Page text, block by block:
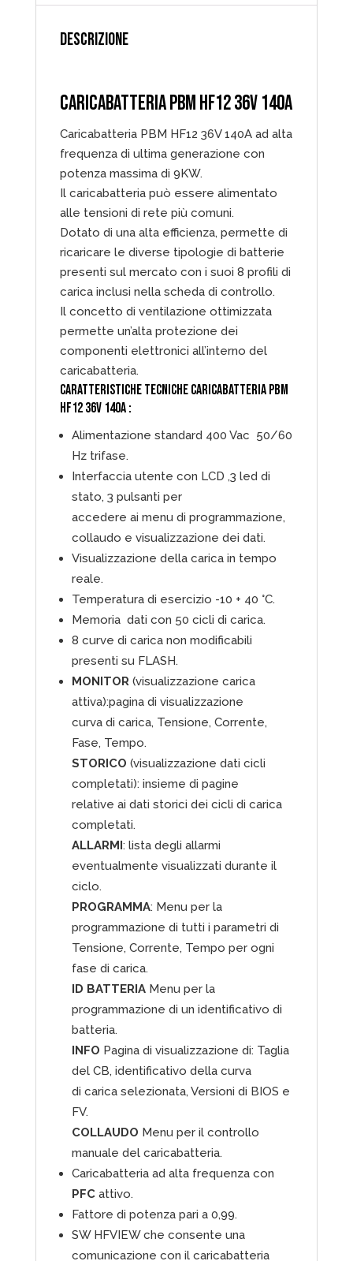
DESCRIZIONE
CARICABATTERIA PBM HF12 36V 140A
Caricabatteria PBM HF12 36V 140A ad alta
frequenza di ultima generazione con
potenza massima di 9KW.
Il caricabatteria può essere alimentato
alle tensioni di rete più comuni.
Dotato di una alta efficienza, permette di
ricaricare le diverse tipologie di batterie
presenti sul mercato con i suoi 8 profili di
carica inclusi nella scheda di controllo.
Il concetto di ventilazione ottimizzata
permette un’alta protezione dei
componenti elettronici all’interno del
caricabatteria.
CARATTERISTICHE TECNICHE CARICABATTERIA PBM
HF12 36V 140A :
Alimentazione standard 400 Vac 50/60
Hz trifase.
Interfaccia utente con LCD ,3 led di
stato, 3 pulsanti per
accedere ai menu di programmazione,
collaudo e visualizzazione dei dati.
Visualizzazione della carica in tempo
reale.
Temperatura di esercizio -10 + 40 °C.
Memoria dati con 50 cicli di carica.
8 curve di carica non modificabili
presenti su FLASH.
MONITOR(visualizzazione carica
attiva):pagina di visualizzazione
curva di carica, Tensione, Corrente,
Fase, Tempo.
STORICO (visualizzazione dati cicli
completati): insieme di pagine
relative ai dati storici dei cicli di carica
completati.
ALLARMI : lista degli allarmi
eventualmente visualizzati durante il
ciclo.
PROGRAMMA: Menu per la
programmazione di tutti i parametri di
Tensione, Corrente, Tempo per ogni
fase di carica.
ID BATTERIAMenu per la
programmazione di un identificativo di
batteria.
INFO Pagina di visualizzazione di: Taglia
del CB, identificativo della curva
di carica selezionata, Versioni di BIOS e
FV.
COLLAUDO Menu per il controllo
manuale del caricabatteria.
Caricabatteria ad alta frequenza con
PFCattivo.
Fattore di potenza pari a 0,99.
SW HFVIEW che consente una
comunicazione con il caricabatteria